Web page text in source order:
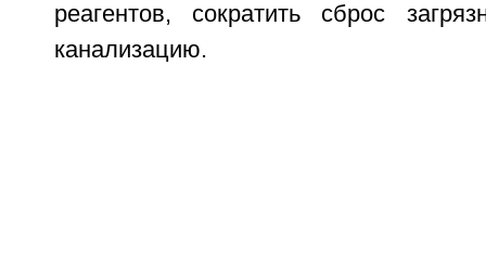
реагентов, сократить сброс
канализацию.